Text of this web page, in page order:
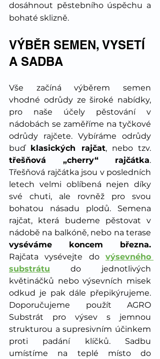
dosáhnout pěstebního úspěchu a
bohaté sklizně.
VÝBĚR SEMEN, VYSETÍ
A SADBA
Vše začíná výběrem semen
vhodné odrůdy ze široké nabídky,
pro naše účely pěstování v
nádobách se zaměříme na tyčkové
odrůdy rajčete. Vybíráme odrůdy
buď klasických rajčat
třešňová „cherry“ rajčátka.
Třešňová rajčátka jsou v posledních
letech velmi oblíbená nejen díky
své chuti, ale rovněž pro svou
bohatou násadu plodů. Semena
rajčat, která budeme pěstovat v
Rajčata vysévejte do výsevného
substrátu do jednotlivých
květináčků nebo výsevních misek
odkud je pak dále přepikýrujeme.
Doporučujeme použít AGRO
Substrát pro výsev s jemnou
strukturou a supresivním účinkem
proti padání klíčků. Sadbu
umístíme na teplé místo do